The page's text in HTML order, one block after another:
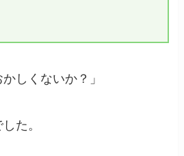
しくないか？」
た。